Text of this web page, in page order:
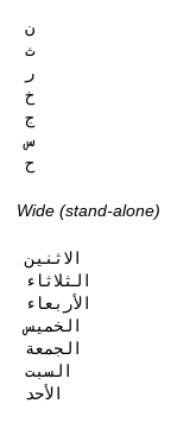
ن
ث
ر
خ
ج
س
ح
Wide (stand-alone)
الاثنين
الثلاثاء
الأربعاء
الخميس
الجمعة
السبت
الأحد